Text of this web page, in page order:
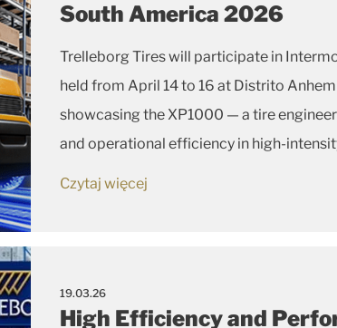
South America 2026
Trelleborg Tires will participate in
held from April 14 to 16 at Distrito
showcasing the XP1000 — a tire
and operational efficiency in high-
Czytaj więcej
19.03.26
High Efficiency and